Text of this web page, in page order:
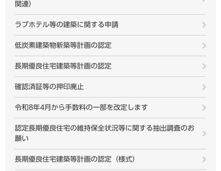
関連）
ラブホテル等の建築に関する申請
低炭素建築物新築等計画の認定
長期優良住宅建築等計画の認定
確認済証等の押印廃止
令和8年4月から手数料の一部を改定します
認定長期優良住宅の維持保全状況等に関する抽出調査のお
願い
長期優良住宅建築等計画の認定（様式）